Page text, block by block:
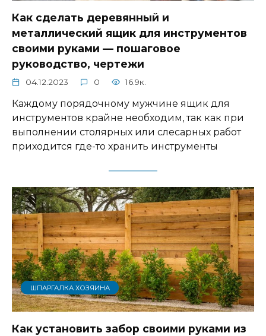
Как сделать деревянный и
металлический ящик для инструментов
своими руками — пошаговое
руководство, чертежи
04.12.2023 0 16.9к.
Каждому порядочному мужчине ящик для
инструментов крайне необходим, так как при
выполнении столярных или слесарных работ
приходится где-то хранить инструменты
ШПАРГАЛКА ХОЗЯИНА
Как установить забор своими руками из